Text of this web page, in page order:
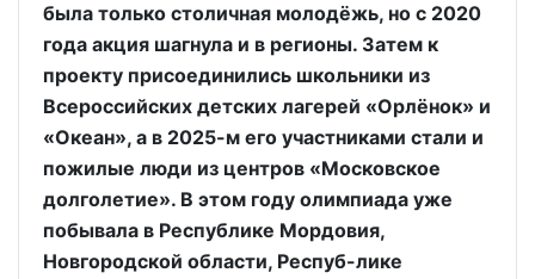
была только столичная молодёжь, но с 2020
года акция шагнула и в регионы. Затем к
проекту присоединились школьники из
Всероссийских детских лагерей «Орлёнок» и
«Океан», а в 2025-м его участниками стали и
пожилые люди из центров «Московское
долголетие». В этом году олимпиада уже
побывала в Республике Мордовия,
Новгородской области, Респуб-лике